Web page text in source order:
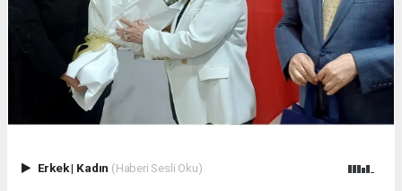
Erkek| Kadın (Haberi Sesli Oku)